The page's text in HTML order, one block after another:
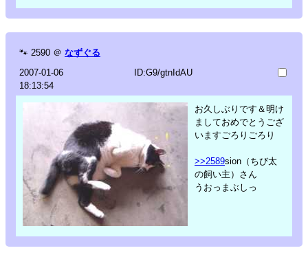
🐾 2590 ＠ なずぐる
2007-01-06
18:13:54
ID:G9/gtnIdAU
お久しぶりです＆明け
ましておめでとうござ
いますごろりごろり
>>2589sion（ちび太
の飼い主）さん
うおっまぶしっ